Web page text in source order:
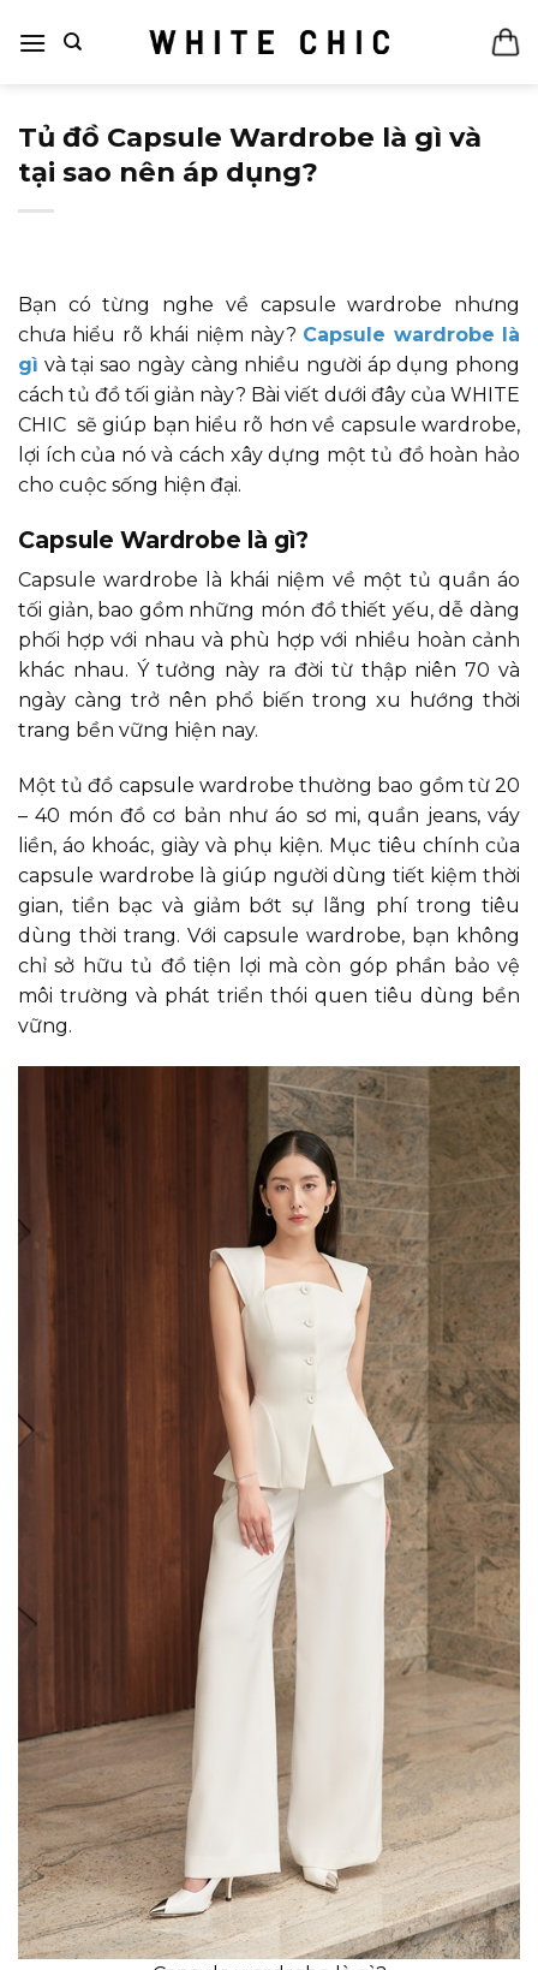
qua
Tủ đồ Capsule Wardrobe là gì và
tại sao nên áp dụng?
Bạn có từng nghe về capsule wardrobe nhưng
chưa hiểu rõ khái niệm này? Capsule wardrobe là
gì và tại sao ngày càng nhiều người áp dụng phong
cách tủ đồ tối giản này? Bài viết dưới đây của WHITE
CHIC sẽ giúp bạn hiểu rõ hơn về capsule wardrobe,
lợi ích của nó và cách xây dựng một tủ đồ hoàn hảo
cho cuộc sống hiện đại.
Capsule Wardrobe là gì?
Capsule wardrobe là khái niệm về một tủ quần áo
tối giản, bao gồm những món đồ thiết yếu, dễ dàng
phối hợp với nhau và phù hợp với nhiều hoàn cảnh
khác nhau. Ý tưởng này ra đời từ thập niên 70 và
ngày càng trở nên phổ biến trong xu hướng thời
trang bền vững hiện nay.
Một tủ đồ capsule wardrobe thường bao gồm từ 20
– 40 món đồ cơ bản như áo sơ mi, quần jeans, váy
liền, áo khoác, giày và phụ kiện. Mục tiêu chính của
capsule wardrobe là giúp người dùng tiết kiệm thời
gian, tiền bạc và giảm bớt sự lãng phí trong tiêu
dùng thời trang. Với capsule wardrobe, bạn không
chỉ sở hữu tủ đồ tiện lợi mà còn góp phần bảo vệ
môi trường và phát triển thói quen tiêu dùng bền
vững.